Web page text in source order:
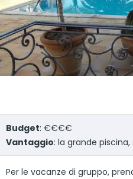
Budget: €€€€
Vantaggio: la grande
Per le vacanze di gruppo,